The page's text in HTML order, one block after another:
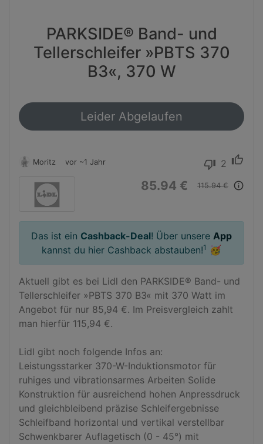
PARKSIDE® Band- und
Tellerschleifer »PBTS 370
B3«, 370 W
Leider Abgelaufen
Moritz vor ~1 Jahr thumb_down 2 thumb_up
85.94 € 115.94 € info_outline
Das ist ein Cashback-Deal! Über unsere App
kannst du hier Cashback abstauben!1 🥳
Aktuell gibt es bei Lidl den PARKSIDE® Band- und
Tellerschleifer »PBTS 370 B3« mit 370 Watt im
Angebot für nur 85,94 €. Im Preisvergleich zahlt
man hierfür 115,94 €.
Lidl gibt noch folgende Infos an:
Leistungsstarker 370-W-Induktionsmotor für
ruhiges und vibrationsarmes Arbeiten Solide
Konstruktion für ausreichend hohen Anpressdruck
und gleichbleibend präzise Schleifergebnisse
Schleifband horizontal und vertikal verstellbar
Schwenkbarer Auflagetisch (0 - 45°) mit